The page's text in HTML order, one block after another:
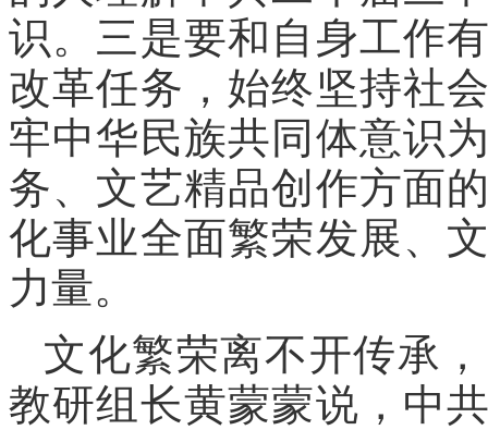
识。三是要和自身工作
改革任务，始终坚持社
牢中华民族共同体意识
务、文艺精品创作方面
化事业全面繁荣发展、
力量。
文化繁荣离不开传承
教研组长黄蒙蒙说，中